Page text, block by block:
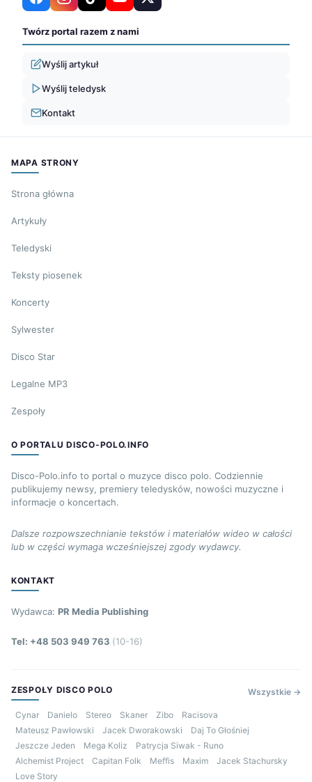
Twórz portal razem z nami
Wyślij artykuł
Wyślij teledysk
Kontakt
MAPA STRONY
Strona główna
Artykuły
Teledyski
Teksty piosenek
Koncerty
Sylwester
Disco Star
Legalne MP3
Zespoły
O PORTALU DISCO-POLO.INFO
Disco-Polo.info to portal o muzyce disco polo. Codziennie
publikujemy newsy, premiery teledysków, nowości muzyczne i
informacje o koncertach.
Dalsze rozpowszechnianie tekstów i materiałów wideo w całości
lub w części wymaga wcześniejszej zgody wydawcy.
KONTAKT
Wydawca: PR Media Publishing
Tel: +48 503 949 763 (10-16)
ZESPOŁY DISCO POLO Wszystkie →
Cynar Danielo Stereo Skaner Zibo
Racisova
Mateusz Pawłowski
Jacek Dworakowski
Daj To Głośniej
Jeszcze Jeden
Mega Koliz
Patrycja Siwak - Runo
Alchemist Project
Capitan Folk Meffis Maxim
Jacek Stachursky
Love Story